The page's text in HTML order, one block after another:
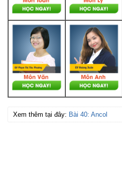
Xem thêm tại đây: Bài 40: Ancol